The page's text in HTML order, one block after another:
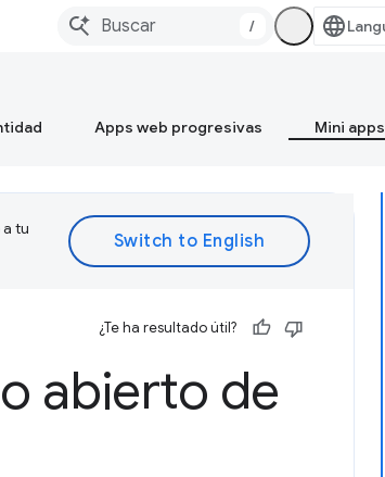
/
Apps web progresivas Mini apps
tu
¿Te ha resultado útil?
abierto de